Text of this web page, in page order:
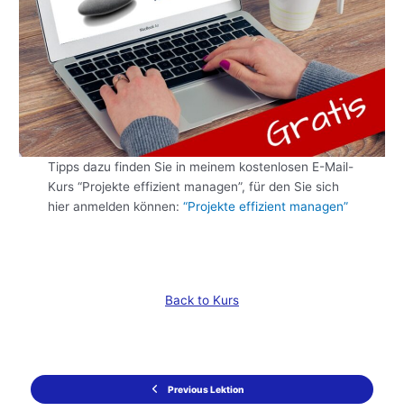
Tipps dazu finden Sie in meinem kostenlosen E-Mail-
Kurs “Projekte effizient managen”, für den Sie sich
hier anmelden können:“Projekte effizient managen”
Previous Lektion
Back to Kurs